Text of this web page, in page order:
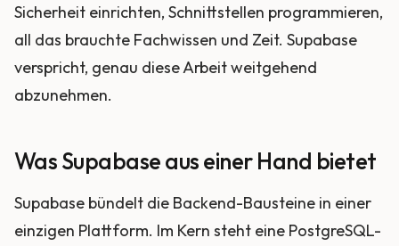
Sicherheit einrichten, Schnittstellen programmieren,
all das brauchte Fachwissen und Zeit. Supabase
verspricht, genau diese Arbeit weitgehend
abzunehmen.
Was Supabase aus einer Hand bietet
Supabase bündelt die Backend-Bausteine in einer
einzigen Plattform. Im Kern steht eine PostgreSQL-